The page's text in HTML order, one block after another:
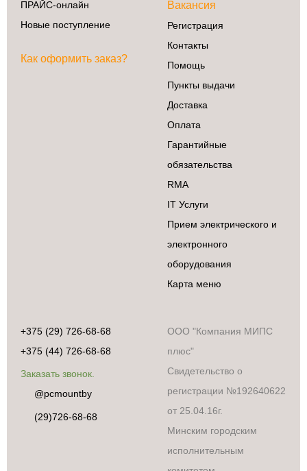
ПРАЙС-онлайн
Новые поступление
Как оформить заказ?
Вакансия
Регистрация
Контакты
Помощь
Пункты выдачи
Доставка
Оплата
Гарантийные
обязательства
RMA
IT Услуги
Прием электрического и
электронного
оборудования
Карта меню
+375 (29) 726-68-68
+375 (44) 726-68-68
Заказать звонок.
@pcmountby
(29)726-68-68
ООО "Компания МИПС
плюс"
Свидетельство о
регистрации №192640622
от 25.04.16г.
Минским городским
исполнительным